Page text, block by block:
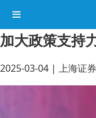
加大政策支持
2025-03-04 | 上海证